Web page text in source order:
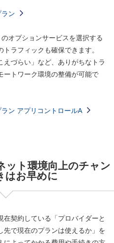
ン
オプションサービスを選択する
ラフィックも確保できます。
えづらい」など、ありがちなトラ
ートワーク環境の整備が可能で
ン アプリコントロールA
ット環境向上のチャン
はお早めに
契約している「プロバイダーと
先で現在のプランは使えるか」を